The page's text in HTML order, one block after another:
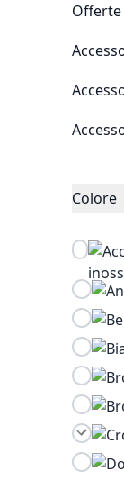
Colore